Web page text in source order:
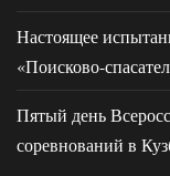
Настоящее
«Поисково-
Пятый день
соревнований в